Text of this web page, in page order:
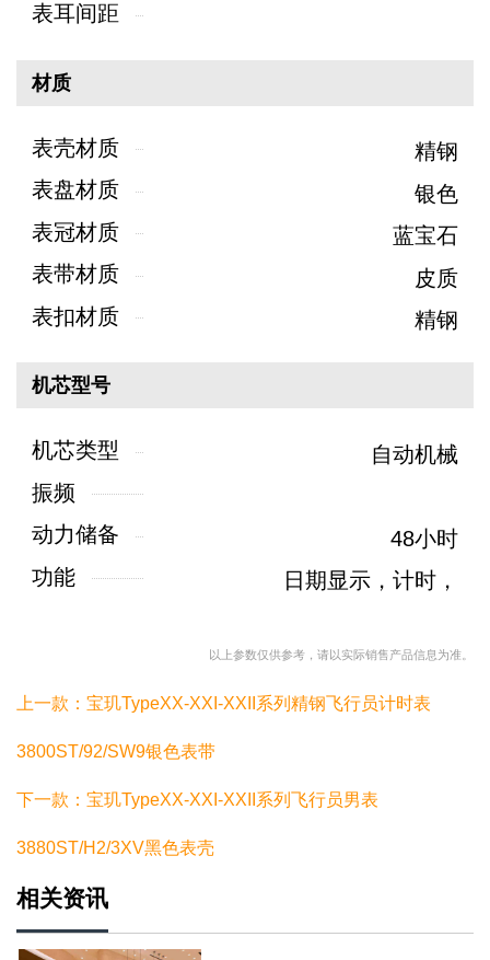
表耳间距
材质
表壳材质
精钢
表盘材质
银色
表冠材质
蓝宝石
表带材质
皮质
表扣材质
精钢
机芯型号
机芯类型
自动机械
振频
动力储备
48小时
功能
日期显示，计时，
以上参数仅供参考，请以实际销售产品信息为准。
上一款：宝玑TypeXX-XXI-XXII系列精钢飞行员计时表
3800ST/92/SW9银色表带
下一款：宝玑TypeXX-XXI-XXII系列飞行员男表
3880ST/H2/3XV黑色表壳
相关资讯